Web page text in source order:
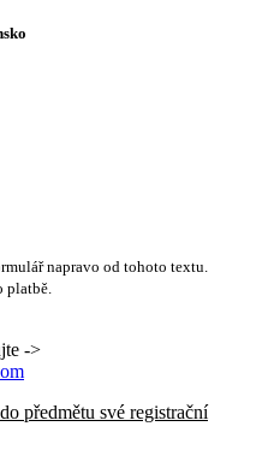
napravo od tohoto textu.
platbě.
->
předmětu své registrační